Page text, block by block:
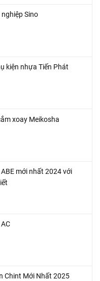
Sino
kiện nhựa Tiến Phát
xoay Meikosha
mới nhất 2024 với
Chint Mới Nhất 2025